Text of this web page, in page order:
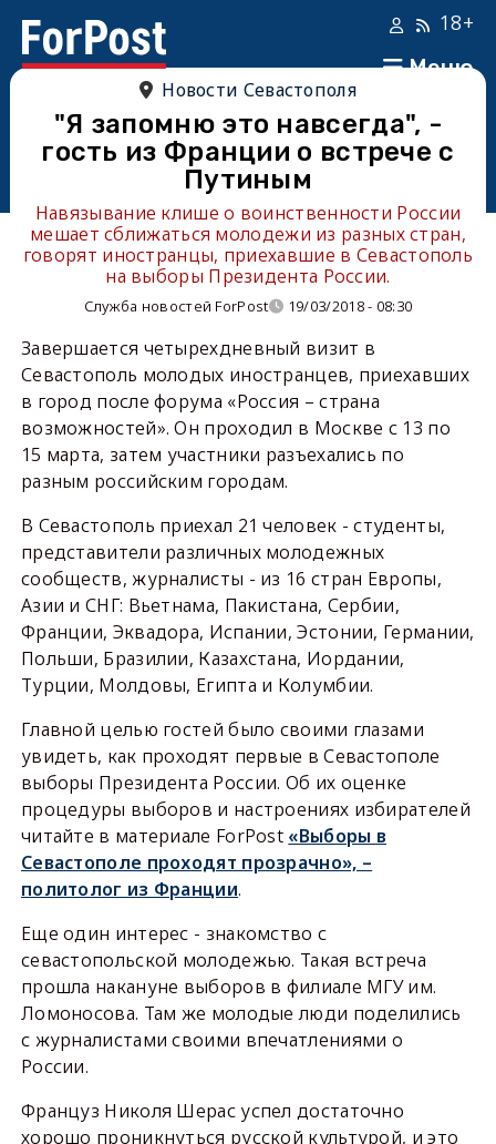
Меню
18+
Новости Севастополя
"Я запомню это навсегда", -
гость из Франции о встрече с
Путиным
Навязывание клише о воинственности России
мешает сближаться молодежи из разных стран,
говорят иностранцы, приехавшие в Севастополь
на выборы Президента России.
Служба новостей ForPost 19/03/2018 - 08:30
Завершается четырехдневный визит в
Севастополь молодых иностранцев, приехавших
в город после форума «Россия – страна
возможностей». Он проходил в Москве с 13 по
15 марта, затем участники разъехались по
разным российским городам.
В Севастополь приехал 21 человек - студенты,
представители различных молодежных
сообществ, журналисты - из 16 стран Европы,
Азии и СНГ: Вьетнама, Пакистана, Сербии,
Франции, Эквадора, Испании, Эстонии, Германии,
Польши, Бразилии, Казахстана, Иордании,
Турции, Молдовы, Египта и Колумбии.
Главной целью гостей было своими глазами
увидеть, как проходят первые в Севастополе
выборы Президента России. Об их оценке
процедуры выборов и настроениях избирателей
читайте в материале ForPost «Выборы в
Севастополе проходят прозрачно», –
политолог из Франции.
Еще один интерес - знакомство с
севастопольской молодежью. Такая встреча
прошла накануне выборов в филиале МГУ им.
Ломоносова. Там же молодые люди поделились
с журналистами своими впечатлениями о
России.
Француз Николя Шерас успел достаточно
хорошо проникнуться русской культурой, и это